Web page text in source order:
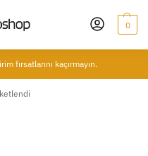
0
fırsatlarını kaçırmayın.